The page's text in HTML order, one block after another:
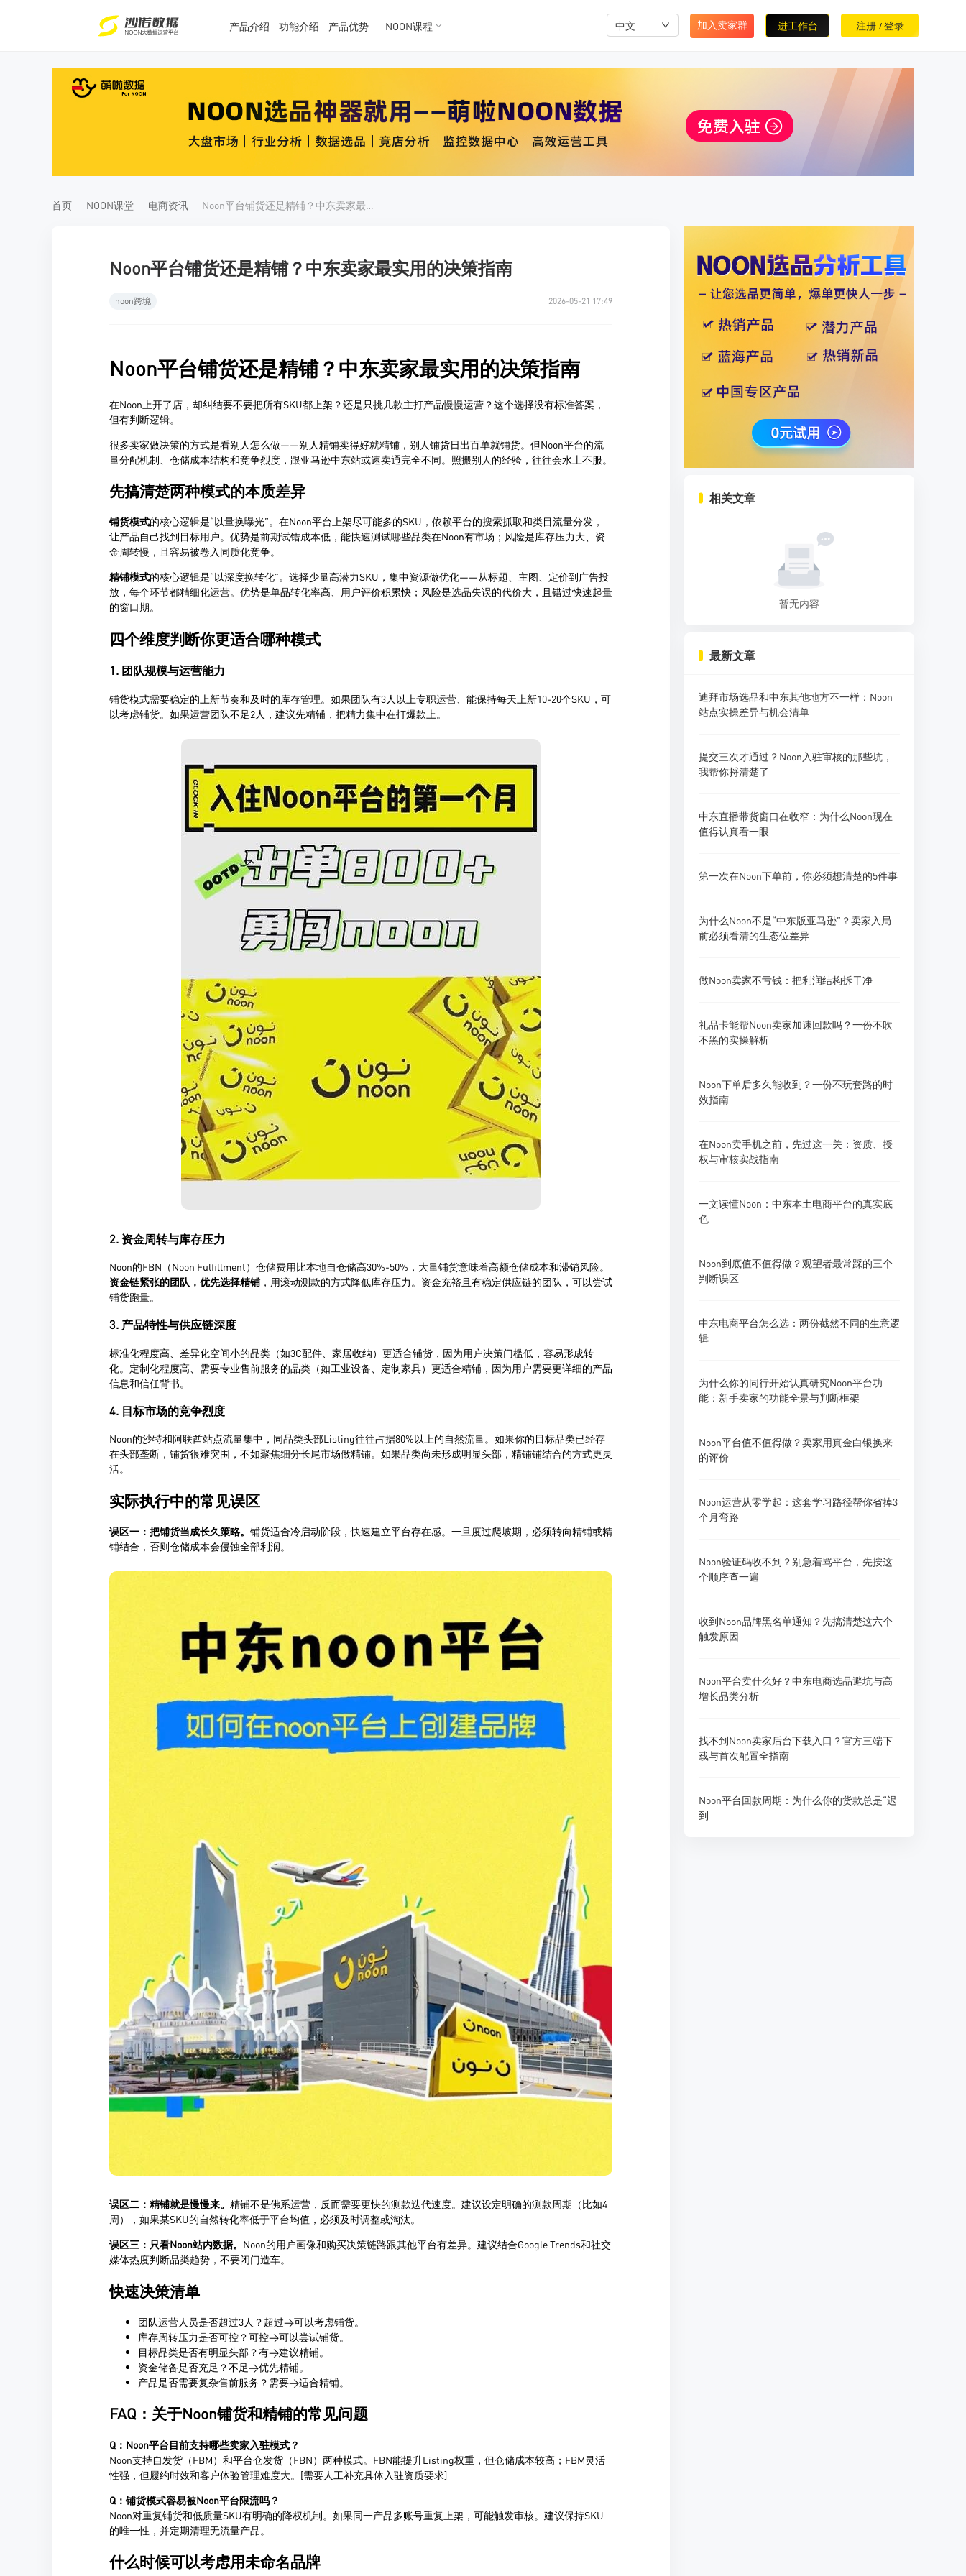
TK数据
TK数据
产品介绍 功能介绍 产品优势 NOON课程 中文 加入卖家群 进工作台 注册 /登录
首页 NOON课堂 电商资讯 Noon平台铺货还是精铺？中东卖家最实用的决策指南
Noon平台铺货还是精铺？中东卖家最实用的决策指南
noon跨境 2026-05-21 17:49
相关文章
暂无内容
最新文章
迪拜市场选品和中东其他地方不一样：Noon
站点实操差异与机会清单
提交三次才通过？Noon入驻审核的那些坑，
我帮你捋清楚了
中东直播带货窗口在收窄：为什么Noon现在
值得认真看一眼
第一次在Noon下单前，你必须想清楚的5件事
为什么Noon不是“中东版亚马逊”？卖家入局
前必须看清的生态位差异
做Noon卖家不亏钱：把利润结构拆干净
礼品卡能帮Noon卖家加速回款吗？一份不吹
不黑的实操解析
Noon下单后多久能收到？一份不玩套路的时
效指南
在Noon卖手机之前，先过这一关：资质、授
权与审核实战指南
一文读懂Noon：中东本土电商平台的真实底
色
Noon到底值不值得做？观望者最常踩的三个
判断误区
中东电商平台怎么选：两份截然不同的生意逻
辑
为什么你的同行开始认真研究Noon平台功
能：新手卖家的功能全景与判断框架
Noon平台值不值得做？卖家用真金白银换来
的评价
Noon运营从零学起：这套学习路径帮你省掉3
个月弯路
Noon验证码收不到？别急着骂平台，先按这
个顺序查一遍
收到Noon品牌黑名单通知？先搞清楚这六个
触发原因
Noon平台卖什么好？中东电商选品避坑与高
增长品类分析
找不到Noon卖家后台下载入口？官方三端下
载与首次配置全指南
Noon平台回款周期：为什么你的货款总是“迟
到